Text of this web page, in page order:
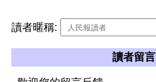
讀者暱稱:
讀者留言